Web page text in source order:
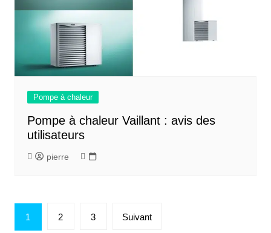
Pompe à chaleur
Pompe à chaleur Vaillant : avis des
utilisateurs
pierre
Pagination
1 2 3 Suivant